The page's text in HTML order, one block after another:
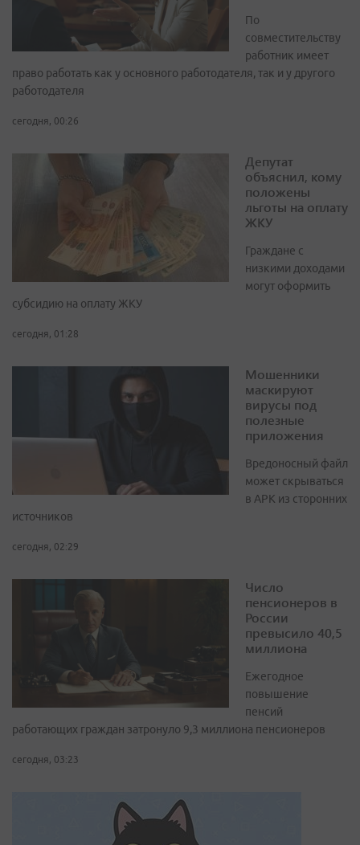
По
совместительству
работник имеет
право работать как у основного работодателя, так и у другого
работодателя
сегодня, 00:26
Депутат
объяснил, кому
положены
льготы на оплату
ЖКУ
Граждане с
низкими доходами
могут оформить
субсидию на оплату ЖКУ
сегодня, 01:28
Мошенники
маскируют
вирусы под
полезные
приложения
Вредоносный файл
может скрываться
в APK из сторонних
источников
сегодня, 02:29
Число
пенсионеров в
России
превысило 40,5
миллиона
Ежегодное
повышение
пенсий
работающих граждан затронуло 9,3 миллиона пенсионеров
сегодня, 03:23